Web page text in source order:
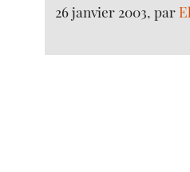
26 janvier 2003, par